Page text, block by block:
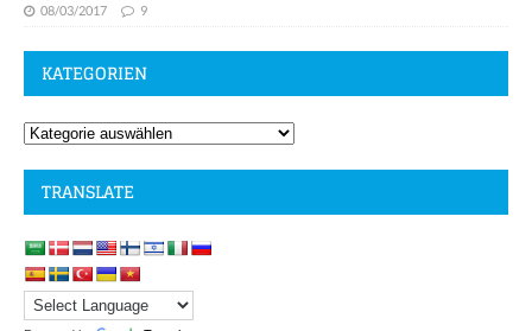
08/03/2017 9
KATEGORIEN
TRANSLATE